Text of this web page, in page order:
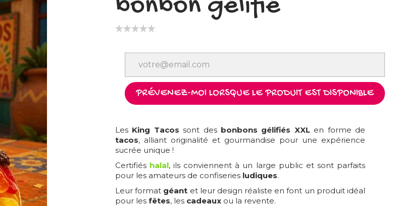
PRÉVENEZ-MOI LORSQUE LE PRODUIT EST DISPONIBLE
Les King Tacos sont des bonbons gélifiés XXLen forme de
tacos, alliant originalité et gourmandise pour une expérience
sucrée unique !
Certifiés halal, ils conviennent à un large public et sont parfaits
pour les amateurs de confiseries ludiques.
Leur format géant et leur design réaliste en font un produit idéal
pour les fêtes, les cadeauxou la revente.